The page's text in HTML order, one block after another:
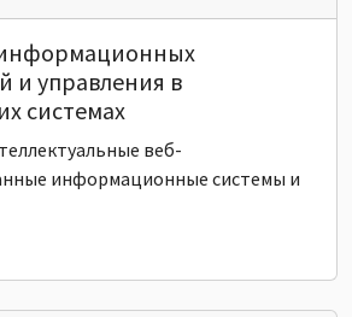
и управления в
системах
веб-
информационные системы и